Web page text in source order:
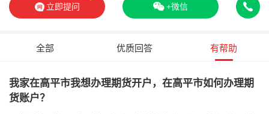
立即提问 +微信
全部 优质回答 有帮助
我家在高平市我想办理期货开户，在高平市如何办理期
货账户？